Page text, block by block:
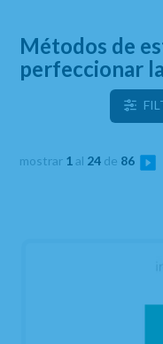
Métodos de
perfeccionar
mostrar 1al 24 de 86